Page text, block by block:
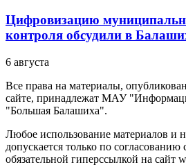
Цифровизацию
контроля обсудили в
6 августа
Все права на материалы,
сайте, принадлежат МАУ
"Большая Балашиха".
Любое использование материалов и
допускается только по согласованию
обязательной гиперссылкой на сайт